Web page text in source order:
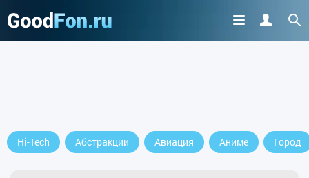
Hi-Tech Абстракции Авиация Аниме Город